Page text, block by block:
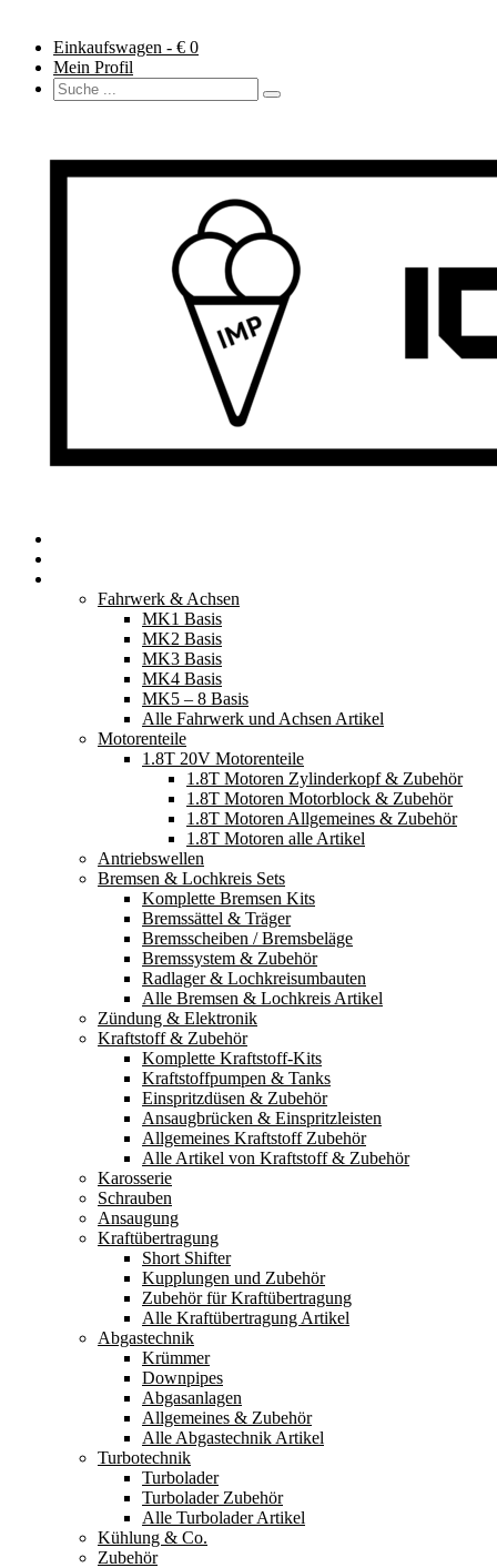
Einkaufswagen - € 0
Mein Profil
Fahrwerk & Achsen
MK1 Basis
MK2 Basis
MK3 Basis
MK4 Basis
MK5 – 8 Basis
Alle Fahrwerk und Achsen Artikel
Motorenteile
1.8T 20V Motorenteile
1.8T Motoren Zylinderkopf & Zubehör
1.8T Motoren Motorblock & Zubehör
1.8T Motoren Allgemeines & Zubehör
1.8T Motoren alle Artikel
Antriebswellen
Bremsen & Lochkreis Sets
Komplette Bremsen Kits
Bremssättel & Träger
Bremsscheiben / Bremsbeläge
Bremssystem & Zubehör
Radlager & Lochkreisumbauten
Alle Bremsen & Lochkreis Artikel
Zündung & Elektronik
Kraftstoff & Zubehör
Komplette Kraftstoff-Kits
Kraftstoffpumpen & Tanks
Einspritzdüsen & Zubehör
Ansaugbrücken & Einspritzleisten
Allgemeines Kraftstoff Zubehör
Alle Artikel von Kraftstoff & Zubehör
Karosserie
Schrauben
Ansaugung
Kraftübertragung
Short Shifter
Kupplungen und Zubehör
Zubehör für Kraftübertragung
Alle Kraftübertragung Artikel
Abgastechnik
Krümmer
Downpipes
Abgasanlagen
Allgemeines & Zubehör
Alle Abgastechnik Artikel
Turbotechnik
Turbolader
Turbolader Zubehör
Alle Turbolader Artikel
Kühlung & Co.
Zubehör